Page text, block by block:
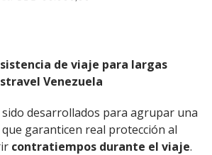
de viaje para largas
Venezuela
desarrollados para agrupar una
garanticen real protección al
contratiempos durante el viaje.